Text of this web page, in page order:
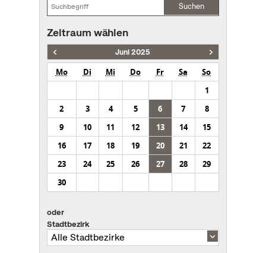
Suchen
Zeitraum wählen
Juni 2025
Mo Di Mi Do Fr Sa
So
1
2
3 4 5 6 7
8
9
10 11 12 13 14
15
16
17 18 19 20 21
22
23
24 25 26 27 28
29
30
oder
Stadtbezirk